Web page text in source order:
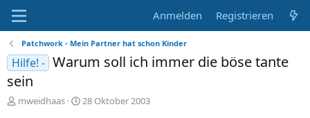
Anmelden Registrieren
Patchwork - Mein Partner hat schon Kinder
Hilfe! - Warum soll ich immer die böse tante
sein
E
mweidhaas
E
28 Oktober 2003